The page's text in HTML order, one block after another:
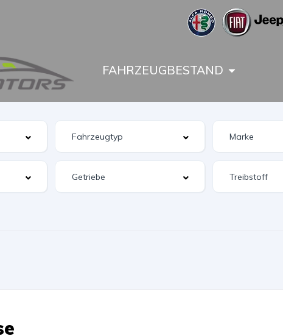
FAHRZEUGBESTAND